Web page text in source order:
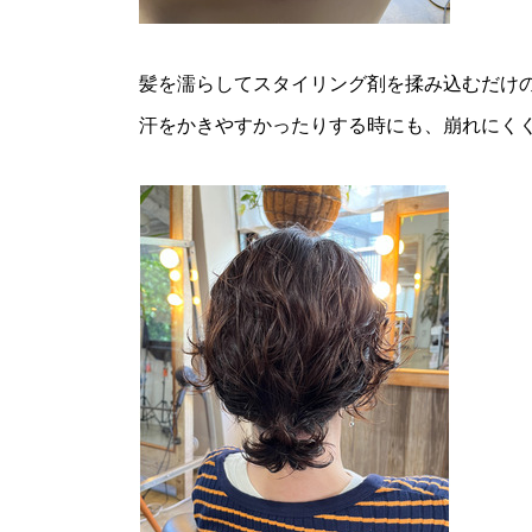
髪を濡らしてスタイリング剤を揉み込むだけ
汗をかきやすかったりする時にも、崩れにく